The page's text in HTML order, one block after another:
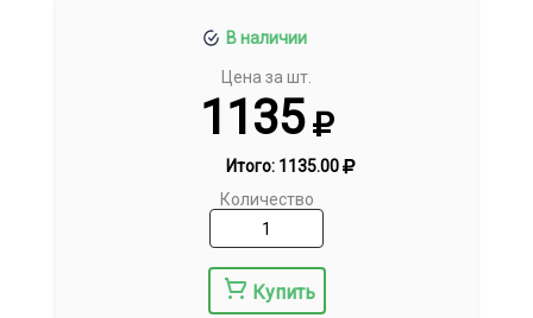
В наличии
Цена за шт.
1135
Итого: 1135.00
Количество
Купить